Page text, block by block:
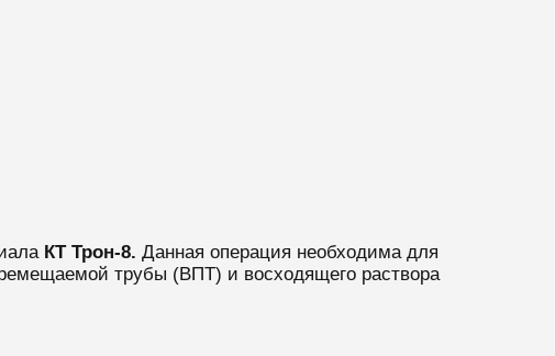
КТ Трон-8. Данная операция необходима для
трубы (ВПТ) и восходящего раствора